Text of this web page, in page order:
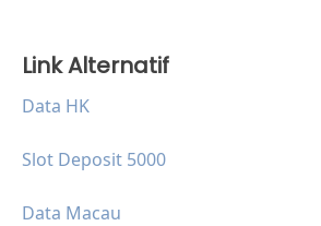
Link Alternatif
Data HK
Slot Deposit 5000
Data Macau